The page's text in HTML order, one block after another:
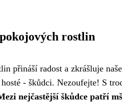
rostlin
přináší radost a zkrášluje
- škůdci. Nezoufejte! S
nejčastější škůdce patří